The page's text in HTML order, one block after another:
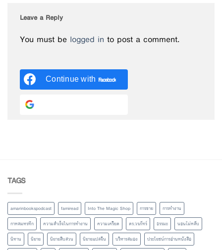
Leave a Reply
You must be logged in to post a comment.
Continue with Facebook
TAGS
amarinbookspodcast famiread Into The Magic Shop การขาย
การทำงาน
กาหลมหรทึก
ความสำเร็จในการทำงาน ความเครียด ดร.วรภัทร์ ธรรมะ
นอนไม่หลับ
นิทาน
นิยาย นิยายสืบสวน นิยายแปลจีน บริหารสมอง
ประโยชน์การอ่านหนังสือ